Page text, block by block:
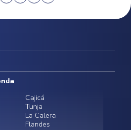
Cajicá
Tunja
La Calera
Flandes